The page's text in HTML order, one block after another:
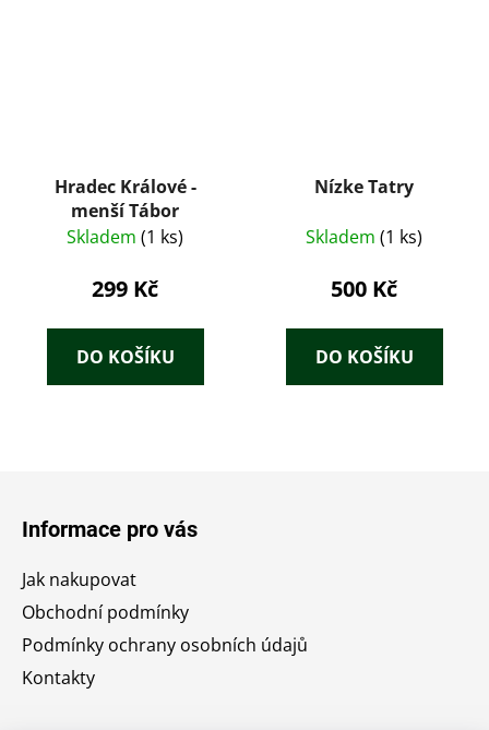
Hradec Králové -
menší Tábor
Skladem (1 ks)
299 Kč
DO KOŠÍKU
Nízke Tatry
Skladem (1 ks)
500 Kč
DO KOŠÍKU
Informace pro vás
Jak nakupovat
Obchodní podmínky
Podmínky ochrany osobních údajů
Kontakty